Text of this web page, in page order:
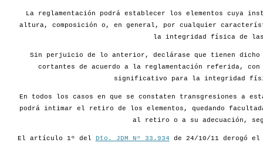
La reglamentación podrá establecer los elementos cuya
altura, composición o, en general, por cualquier
la integridad física de las
Sin perjuicio de lo anterior, declárase que tienen dicho
cortantes de acuerdo a la reglamentación referida,
significativo para la integridad
En todos los casos en que se constaten transgresiones a
podrá intimar el retiro de los elementos, quedando
al retiro o a su adecuación,
El artículo 1º del Dto. JDM Nº 33.934 de 24/10/11 derogó